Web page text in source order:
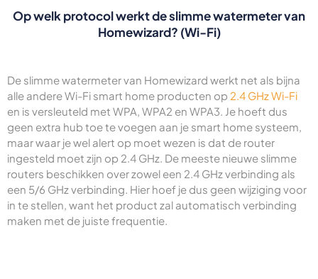
Op welk protocol werkt de slimme watermeter van
Homewizard? (Wi-Fi)
De slimme watermeter van Homewizard werkt net als bijna
alle andere Wi-Fi smart home producten op 2.4 GHz Wi-Fi
en is versleuteld met WPA, WPA2 en WPA3. Je hoeft dus
geen extra hub toe te voegen aan je smart home systeem,
maar waar je wel alert op moet wezen is dat de router
ingesteld moet zijn op 2.4 GHz. De meeste nieuwe slimme
routers beschikken over zowel een 2.4 GHz verbinding als
een 5/6 GHz verbinding. Hier hoef je dus geen wijziging voor
in te stellen, want het product zal automatisch verbinding
maken met de juiste frequentie.